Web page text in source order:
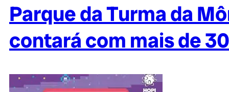
Parque da Turma da
contará com mais de